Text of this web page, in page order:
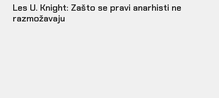
Les U. Knight: Zašto se pravi anarhisti ne
razmožavaju